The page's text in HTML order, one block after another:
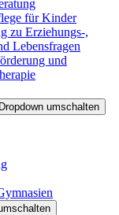
für Kinder
zu Erziehungs-,
Lebensfragen
und
Dropdown umschalten